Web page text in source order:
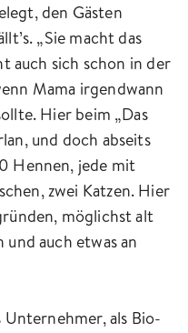
den Gästen
„Sie macht das
auch sich schon in der
Mama irgendwann
Hier beim „Das
und doch abseits
Hennen, jede mit
zwei Katzen. Hier
möglichst alt
auch etwas an
als Bio-